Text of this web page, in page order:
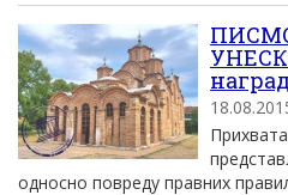
односно повреду правних